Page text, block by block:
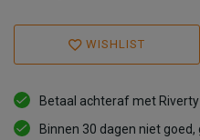
WISHLIST
Betaal achteraf met Riverty
Binnen 30 dagen niet goed,